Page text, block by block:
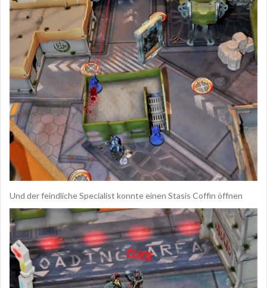
Und der feindliche Specialist konnte einen Stasis Coffin öffnen